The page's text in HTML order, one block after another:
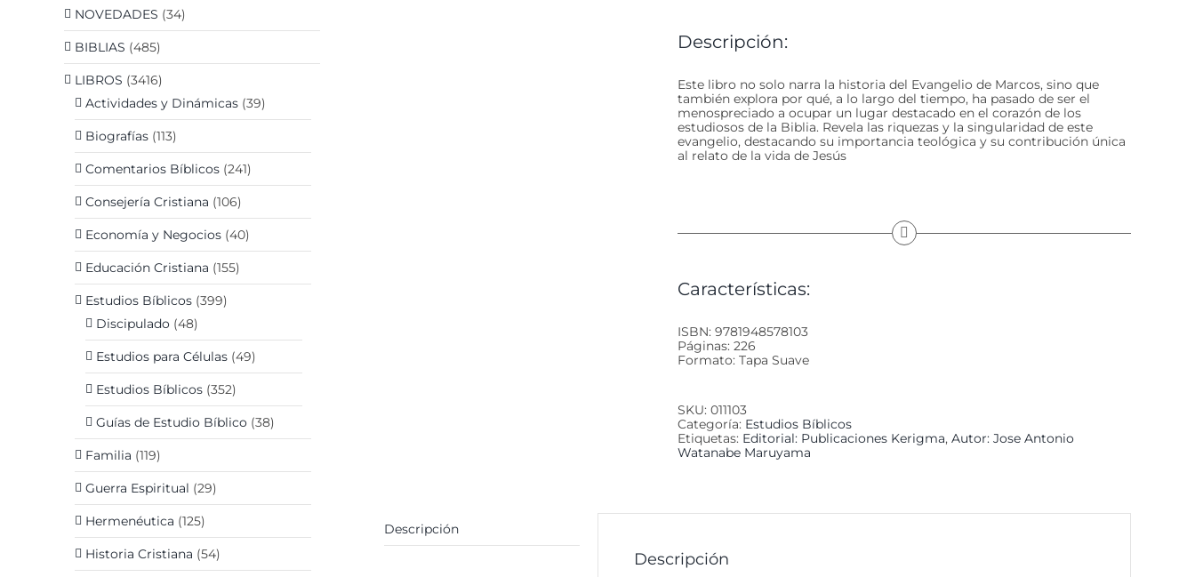
Descripción:
Este libro no solo narra la historia del Evangelio de Marcos, sino que
también explora por qué, a lo largo del tiempo, ha pasado de ser el
menospreciado a ocupar un lugar destacado en el corazón de los
estudiosos de la Biblia. Revela las riquezas y la singularidad de este
evangelio, destacando su importancia teológica y su contribución única
al relato de la vida de Jesús
Características:
ISBN: 9781948578103
Páginas: 226
Formato: Tapa Suave
SKU: 011103
Categoría: Estudios Bíblicos
Etiquetas: Editorial: Publicaciones Kerigma, Autor: Jose Antonio
Watanabe Maruyama
Descripción
Descripción
NOVEDADES (34)
BIBLIAS (485)
LIBROS (3416)
Actividades y Dinámicas (39)
Biografías (113)
Comentarios Bíblicos (241)
Consejería Cristiana (106)
Economía y Negocios (40)
Educación Cristiana (155)
Estudios Bíblicos (399)
Discipulado (48)
Estudios para Células (49)
Estudios Bíblicos (352)
Guías de Estudio Bíblico (38)
Familia (119)
Guerra Espiritual (29)
Hermenéutica (125)
Historia Cristiana (54)